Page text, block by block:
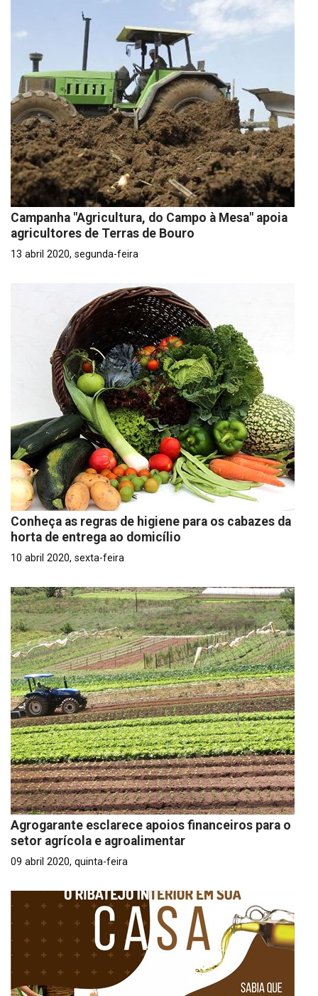
Campanha "Agricultura, do Campo à Mesa" apoia
agricultores de Terras de Bouro
13 abril 2020, segunda-feira
Conheça as regras de higiene para os cabazes da
horta de entrega ao domicílio
10 abril 2020, sexta-feira
Agrogarante esclarece apoios financeiros para o
setor agrícola e agroalimentar
09 abril 2020, quinta-feira